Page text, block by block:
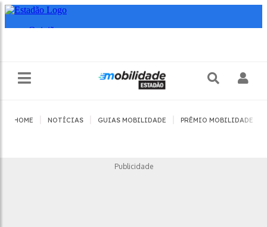
HOME NOTÍCIAS GUIAS MOBILIDADE PRÊMIO MOBILIDADE
Publicidade